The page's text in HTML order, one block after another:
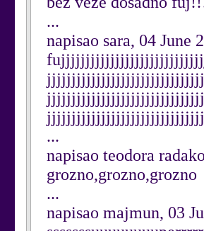
...
napisao sara, 04 June
...
napisao teodora
grozno,grozno,grozno
...
napisao majmun, 03